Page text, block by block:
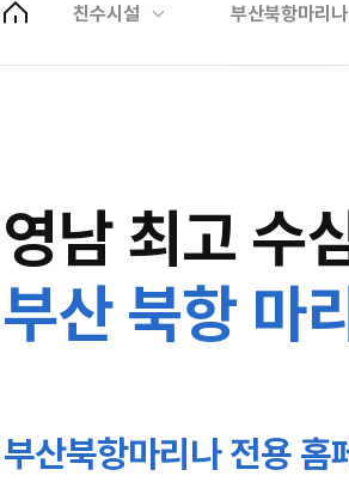
친수시설
자료실
부산북항마리
부산북항
영남 최고 수
부산 북항 마
부산북항마리나 전용 홈